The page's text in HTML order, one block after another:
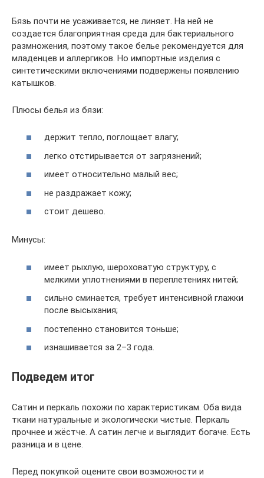
Бязь почти не усаживается, не линяет. На ней не
создается благоприятная среда для бактериального
размножения, поэтому такое белье рекомендуется для
младенцев и аллергиков. Но импортные изделия с
синтетическими включениями подвержены появлению
катышков.
Плюсы белья из бязи:
держит тепло, поглощает влагу;
легко отстирывается от загрязнений;
имеет относительно малый вес;
не раздражает кожу;
стоит дешево.
Минусы:
имеет рыхлую, шероховатую структуру, с
мелкими уплотнениями в переплетениях нитей;
сильно сминается, требует интенсивной глажки
после высыхания;
постепенно становится тоньше;
изнашивается за 2–3 года.
Подведем итог
Сатин и перкаль похожи по характеристикам. Оба вида
ткани натуральные и экологически чистые. Перкаль
прочнее и жёстче. А сатин легче и выглядит богаче. Есть
разница и в цене.
Перед покупкой оцените свои возможности и